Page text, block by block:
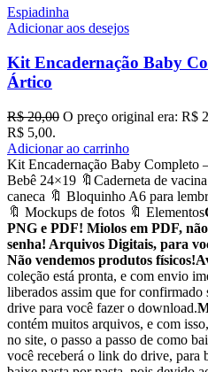
Espiadinha
Adicionar aos desejos
Kit Encadernação Baby
Ártico
R$20,00 O preço original era: R$
R$ 5,00.
Adicionar ao carrinho
Kit Encadernação Baby
Bebê 24×19 🔖Caderneta de
caneca 🔖 Bloquinho A6 para
🔖 Mockups de fotos 🔖 Elementos
PNG e PDF! Miolos em PDF,
senha! Arquivos Digitais, para
Não vendemos produtos físicos!
coleção está pronta, e com envio
liberados assim que for
drive para você fazer o download.
contém muitos arquivos, e com
no site, o passo a passo de como
você receberá o link do drive, para